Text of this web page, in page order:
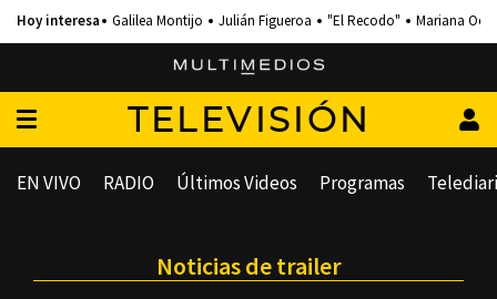
Galilea Montijo Julián Figueroa "El Recodo" Mariana
TELEVISIÓN
EN VIVO RADIO Últimos Videos Programas
Noticias de trailer